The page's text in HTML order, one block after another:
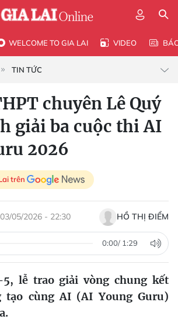
WELCOME TO GIA LAI VIDEO
TIN TỨC
chuyên Lê Quý
giải ba cuộc thi AI
2026
trên
05/2026 - 22:30 HỒ THỊ ĐIỂM
0:00/ 1:29
lễ trao giải vòng chung kết
tạo cùng AI (AI Young Guru)